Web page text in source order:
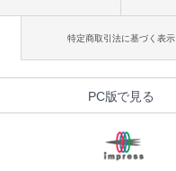
特定商取引法に基づく表示
PC版で見る